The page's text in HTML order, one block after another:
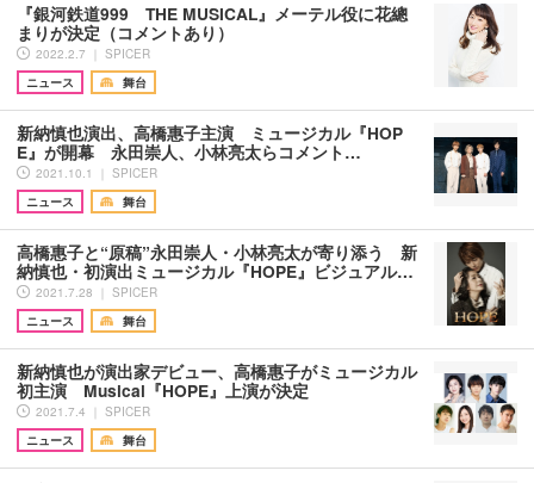
『銀河鉄道999 THE MUSICAL』メーテル役に花總
まりが決定（コメントあり）
2022.2.7 ｜ SPICER
ニュース
舞台
新納慎也演出、高橋惠子主演 ミュージカル『HOP
E』が開幕 永田崇人、小林亮太らコメント…
2021.10.1 ｜ SPICER
ニュース
舞台
高橋惠子と“原稿”永田崇人・小林亮太が寄り添う 新
納慎也・初演出ミュージカル『HOPE』ビジュアル…
2021.7.28 ｜ SPICER
ニュース
舞台
新納慎也が演出家デビュー、高橋惠子がミュージカル
初主演 Musical『HOPE』上演が決定
2021.7.4 ｜ SPICER
ニュース
舞台